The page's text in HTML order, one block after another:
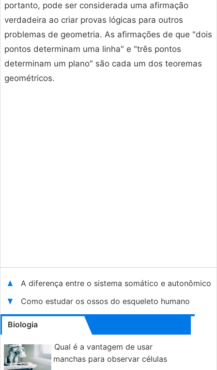
portanto, pode ser considerada uma afirmação
verdadeira ao criar provas lógicas para outros
problemas de geometria. As afirmações de que "dois
pontos determinam uma linha" e "três pontos
determinam um plano" são cada um dos teoremas
geométricos.
A diferença entre o sistema somático e autonômico
Como estudar os ossos do esqueleto humano
Biologia
Qual é a vantagem de usar
manchas para observar células